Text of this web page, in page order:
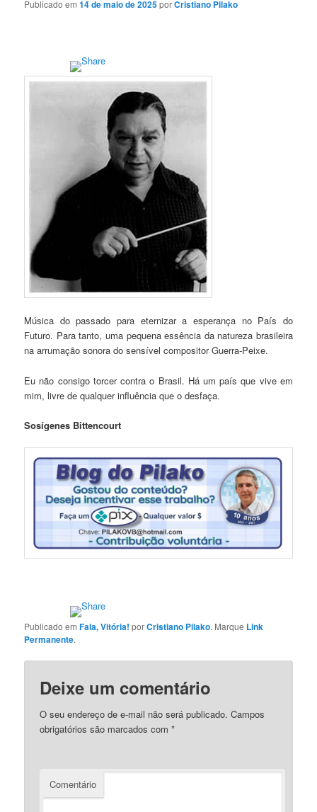
Publicado em14 de maio de 2025porCristiano Pilako
Música do passado para eternizar a esperança no País do
Futuro. Para tanto, uma pequena essência da natureza brasileira
na arrumação sonora do sensível compositor Guerra-Peixe.
Eu não consigo torcer contra o Brasil. Há um país que vive em
mim, livre de qualquer influência que o desfaça.
Sosígenes Bittencourt
Publicado emFala, Vitória! porCristiano Pilako. Marque Link
Permanente.
Deixe um comentário
O seu endereço de e-mail não será publicado. Campos
obrigatórios são marcados com*
Comentário